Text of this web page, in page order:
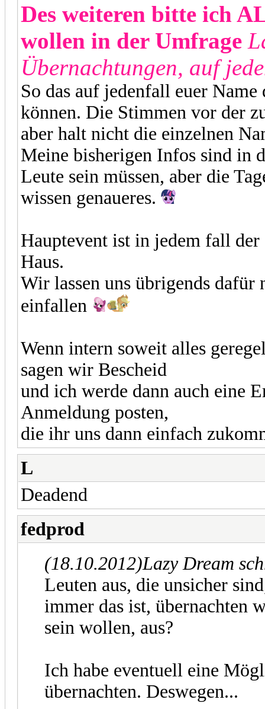
Des weiteren bitte ich
wollen in der Umfrage
Übernachtungen, auf
So das auf jedenfall euer
können. Die Stimmen vor der
aber halt nicht die einzelnen
Meine bisherigen Infos sind in
Leute sein müssen, aber die
wissen genaueres.
Hauptevent ist in jedem fall
Haus.
Wir lassen uns übrigends dafür
einfallen
Wenn intern soweit alles
sagen wir Bescheid
und ich werde dann auch eine
Anmeldung posten,
die ihr uns dann einfach
L
Deadend
fedprod
(18.10.2012)Lazy Dream
Leuten aus, die unsicher
immer das ist, übernachten
sein wollen, aus?
Ich habe eventuell eine
übernachten. Deswegen...